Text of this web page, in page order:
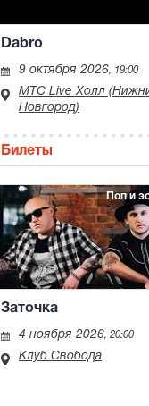
Dabro
9 октября 2026, 19:00
МТС Live Холл
Новгород)
Билеты
Поп и
Заточка
4 ноября 2026, 20:00
Клуб Свобода